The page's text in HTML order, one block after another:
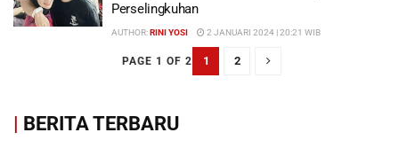
Perselingkuhan
AUTHOR:RINI YOSI 2 JANUARI 2024 | 20:21 WIB
PAGE 1 OF 2 1 2
| BERITA TERBARU